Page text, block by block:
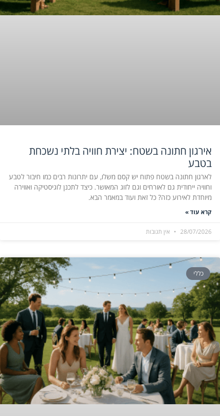
אירגון חתונה בשטח: יצירת חוויה בלתי נשכחת
בטבע
לארגון חתונה בשטח פתוח יש קסם משלו, עם יתרונות רבים כמו חיבור לטבע
וחוויה ייחודית גם לאורחים וגם לזוג המאושר. כיצד לתכנן לוגיסטיקה ואווירה
מיוחדת לאירוע כזה? כל זאת ועוד במאמר הבא.
קרא עוד »
28/07/2026 אין תגובות
כללי